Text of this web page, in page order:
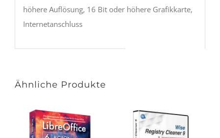
höhere Auflösung, 16 Bit oder höhere Grafikkarte,
Internetanschluss
Ähnliche Produkte